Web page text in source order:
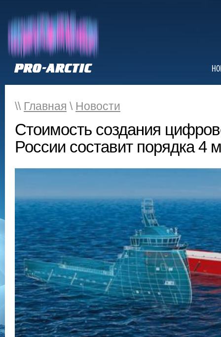
\\ Главная \ Новости
Стоимость создания
России составит порядка 4